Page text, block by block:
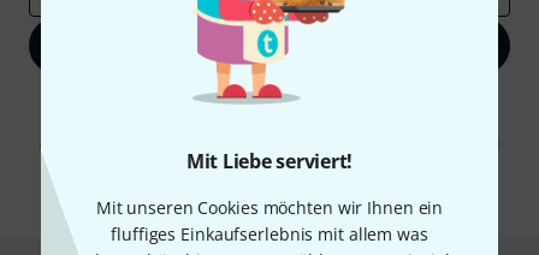
Mit Liebe serviert!
Mit unseren Cookies möchten wir Ihnen ein
fluffiges Einkaufserlebnis mit allem was
Jetzt anmelden
Mit Klick auf „Jetzt anmelden“ stimmen Sie dem Erhalt von E-Mail-
Abmeldung ist jederzeit möglich. Weitere Informationen finden Sie in
unseren Datenschutzhinweisen
* Pflichtfeld